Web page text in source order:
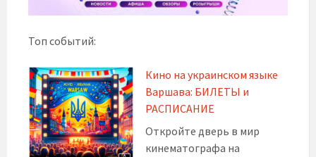
Топ событий:
Кино на украинском языке
Варшава: БИЛЕТЫ и
РАСПИСАНИЕ
Откройте дверь в мир
кинематографа на